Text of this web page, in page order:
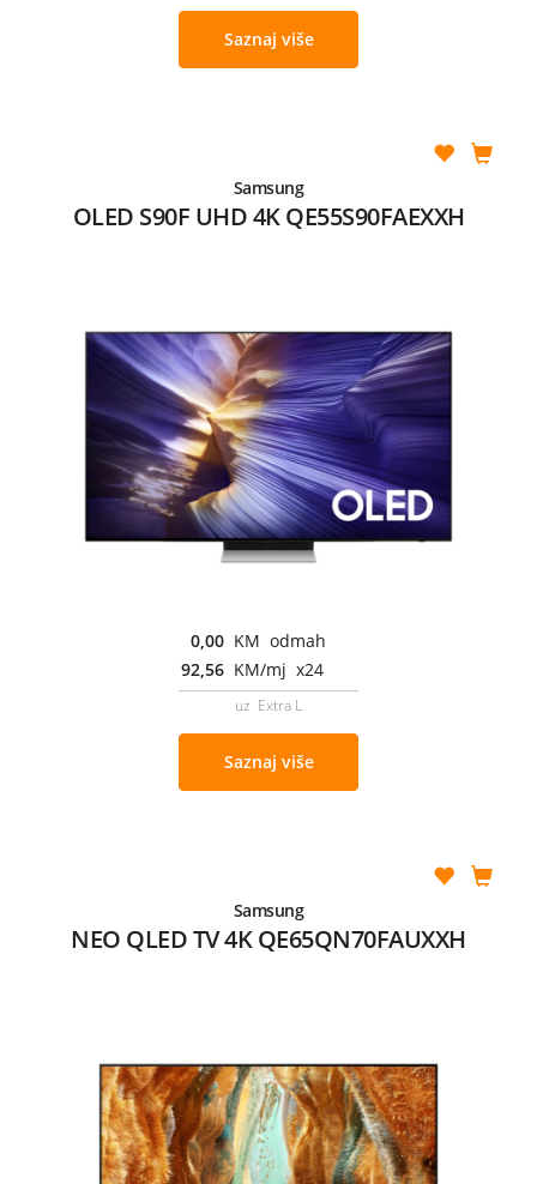
Saznaj više
Samsung
OLED S90F UHD 4K QE55S90FAEXXH
0,00 KM odmah
92,56 KM/mj x24
uz Extra L
Saznaj više
Samsung
NEO QLED TV 4K QE65QN70FAUXXH